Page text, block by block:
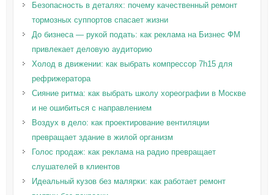
Безопасность в деталях: почему качественный ремонт
тормозных суппортов спасает жизни
До бизнеса — рукой подать: как реклама на Бизнес ФМ
привлекает деловую аудиторию
Холод в движении: как выбрать компрессор 7h15 для
рефрижератора
Сияние ритма: как выбрать школу хореографии в Москве
и не ошибиться с направлением
Воздух в дело: как проектирование вентиляции
превращает здание в жилой организм
Голос продаж: как реклама на радио превращает
слушателей в клиентов
Идеальный кузов без малярки: как работает ремонт